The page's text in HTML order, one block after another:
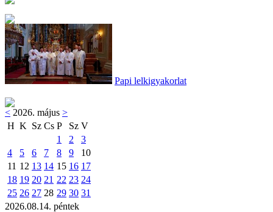
Papi lelkigyakorlat
< 2026. május >
H K Sz Cs P Sz V
1
2
3
4
5 6 7 8 9
10
11 12 13 14 15 16 17
18 19 20 21 22 23 24
25 26 27 28 29 30 31
2026.08.14. péntek